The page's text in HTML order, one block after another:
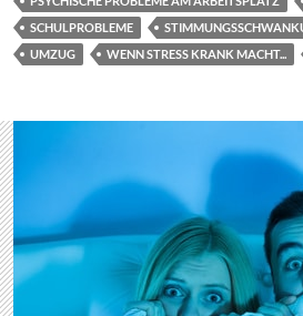
SCHULPROBLEME
UMZUG
WENN STRESS KRANK MACHT...